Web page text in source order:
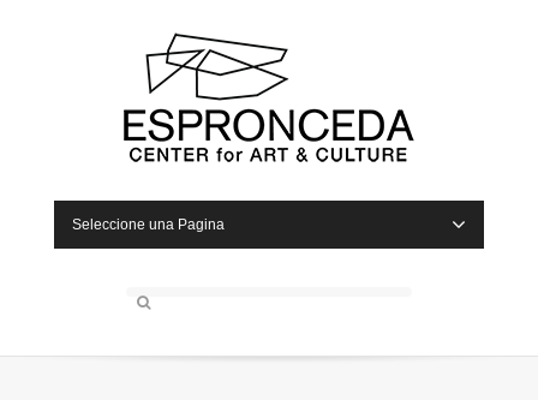
Seleccione una Pagina